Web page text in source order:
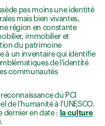
pas moins une identité
mais bien vivantes,
région en constante
immobilier et
du patrimoine
à un inventaire qui identifie
de l’identité
communautés
du PCI
l’humanité à l’UNESCO.
dernier en date : la culture
.